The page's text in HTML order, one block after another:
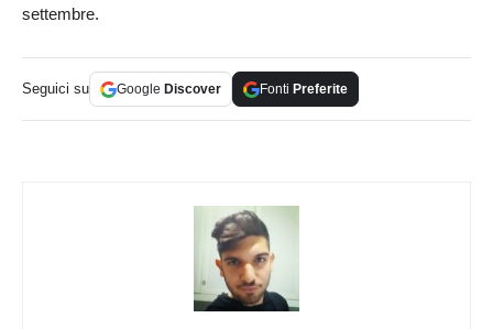
settembre.
Seguici su Google Discover Fonti Preferite